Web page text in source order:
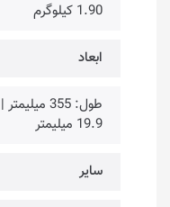
1.90 کیلوگرم
ابعاد
19.9 میلیمتر
سایر